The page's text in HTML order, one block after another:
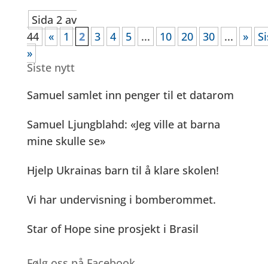
Sida 2 av
44
« 1 2 3 4 5 ... 10 20 30 ... »
»
Siste nytt
Samuel samlet inn penger til et datarom
Samuel Ljungblahd: «Jeg ville at barna
mine skulle se»
Hjelp Ukrainas barn til å klare skolen!
Vi har undervisning i bomberommet.
Star of Hope sine prosjekt i Brasil